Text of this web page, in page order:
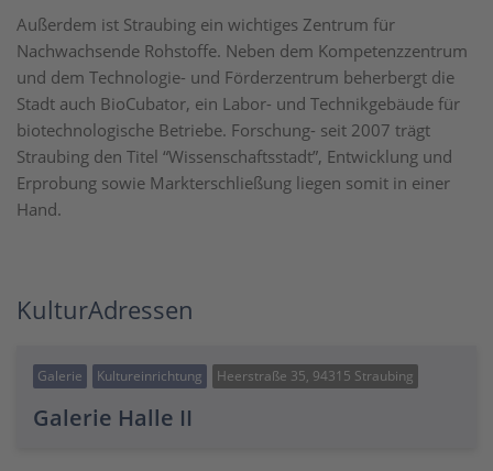
Außerdem ist Straubing ein wichtiges Zentrum für
Nachwachsende Rohstoffe. Neben dem Kompetenzzentrum
und dem Technologie- und Förderzentrum beherbergt die
Stadt auch BioCubator, ein Labor- und Technikgebäude für
biotechnologische Betriebe. Forschung- seit 2007 trägt
Straubing den Titel “Wissenschaftsstadt”, Entwicklung und
Erprobung sowie Markterschließung liegen somit in einer
Hand.
KulturAdressen
Galerie Kultureinrichtung Heerstraße 35, 94315 Straubing
Galerie Halle II